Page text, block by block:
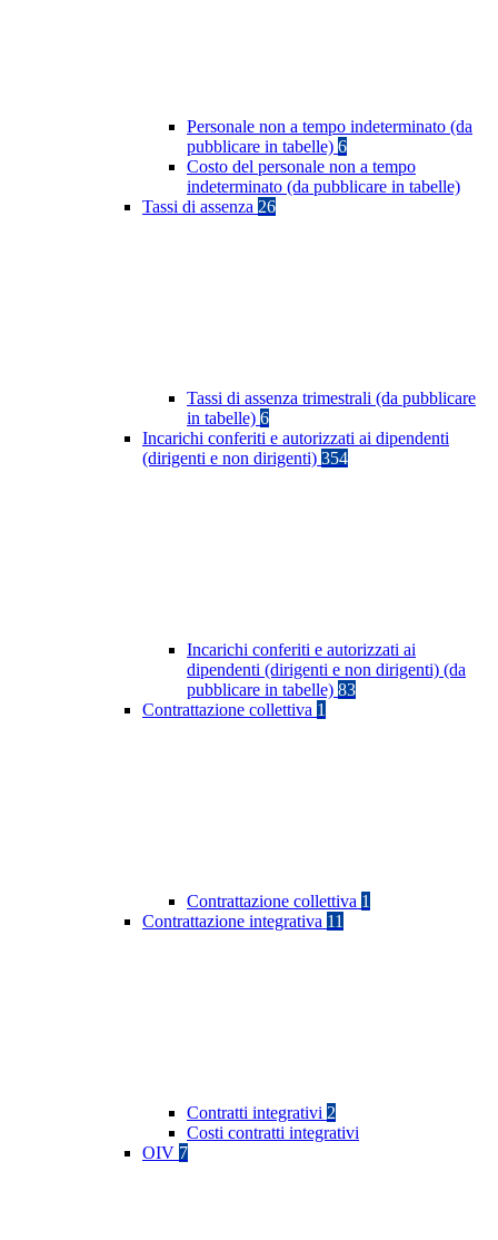
Personale non a tempo indeterminato (da
pubblicare in tabelle) 6
Costo del personale non a tempo
indeterminato (da pubblicare in tabelle)
Tassi di assenza 26
Tassi di assenza trimestrali (da pubblicare
in tabelle) 6
Incarichi conferiti e autorizzati ai dipendenti
(dirigenti e non dirigenti) 354
Incarichi conferiti e autorizzati ai
dipendenti (dirigenti e non dirigenti) (da
pubblicare in tabelle) 83
Contrattazione collettiva 1
Contrattazione collettiva 1
Contrattazione integrativa 11
Contratti integrativi 2
Costi contratti integrativi
OIV 7